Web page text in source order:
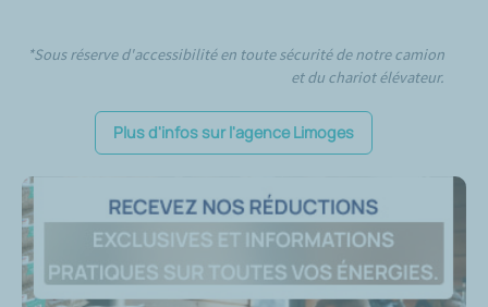
*Sous réserve d'accessibilité en toute sécurité de notre camion
et du chariot élévateur.
Plus d'infos sur l'agence Limoges